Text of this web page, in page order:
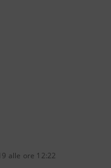
alle ore 12:22